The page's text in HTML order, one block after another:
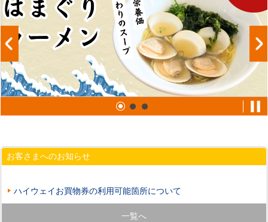
お客さまへのお知らせ
ハイウェイお買物券の利用可能箇所について
一覧へ